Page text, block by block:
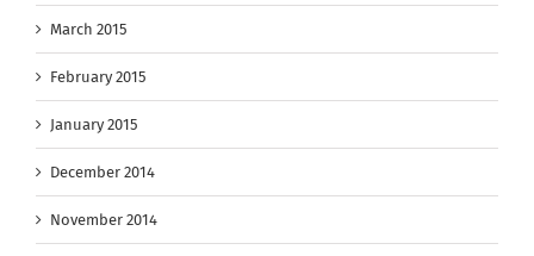
March 2015
February 2015
January 2015
December 2014
November 2014